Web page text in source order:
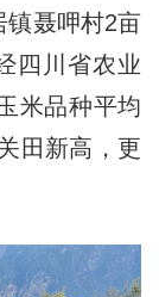
聂呷村2亩
四川省农业
米品种平均
田新高，更